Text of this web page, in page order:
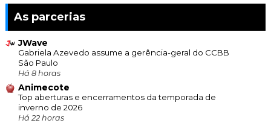
As parcerias
JWave
Gabriela Azevedo assume a gerência-geral do CCBB
São Paulo
Há 8 horas
Animecote
Top aberturas e encerramentos da temporada de
inverno de 2026
Há 22 horas